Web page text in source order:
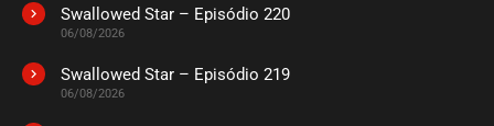
Swallowed Star – Episódio 220
06/08/2026
Swallowed Star – Episódio 219
06/08/2026